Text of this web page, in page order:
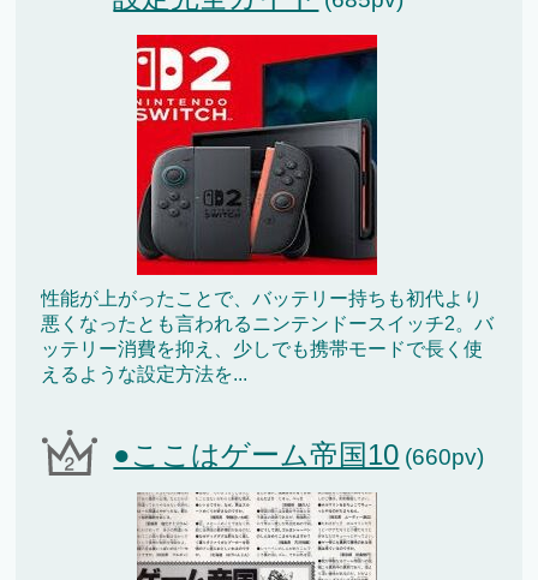
性能が上がったことで、バッテリー持ちも初代より
悪くなったとも言われるニンテンドースイッチ2。バ
ッテリー消費を抑え、少しでも携帯モードで長く使
えるような設定方法を...
●ここはゲーム帝国10 (660pv)